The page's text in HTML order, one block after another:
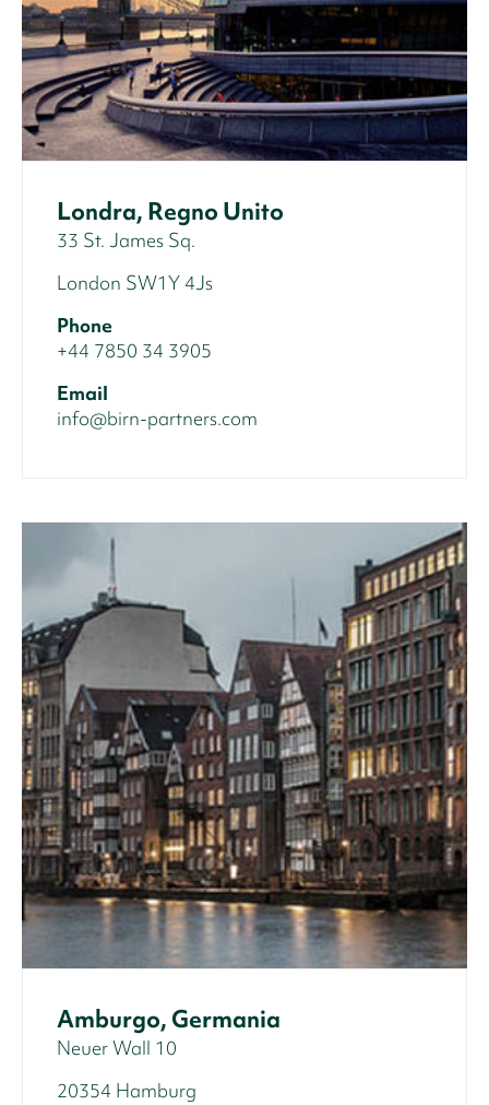
Londra, Regno Unito
33 St. James Sq.
London SW1Y 4Js
Phone
+44 7850 34 3905
Email
info@birn-partners.com
Amburgo, Germania
Neuer Wall 10
20354 Hamburg